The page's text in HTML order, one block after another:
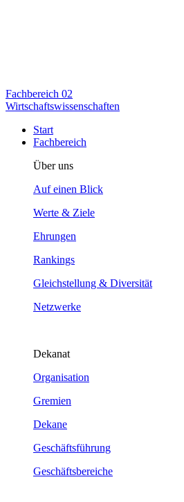
Fachbereich 02
Wirtschaftswissenschaften
Start
Fachbereich
Über uns
Auf einen Blick
Werte & Ziele
Ehrungen
Rankings
Gleichstellung & Diversität
Netzwerke
Dekanat
Organisation
Gremien
Dekane
Geschäftsführung
Geschäftsbereiche